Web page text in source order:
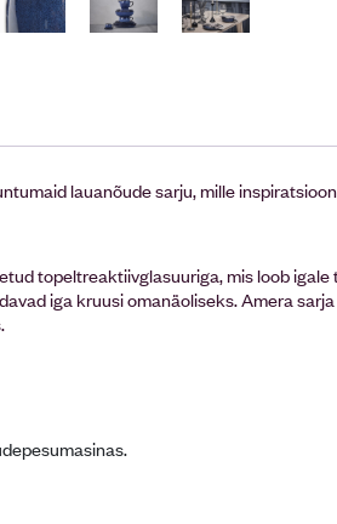
lauanõude sarju, mille
topeltreaktiivglasuuriga, mis loob igale
iga kruusi omanäoliseks. Amera